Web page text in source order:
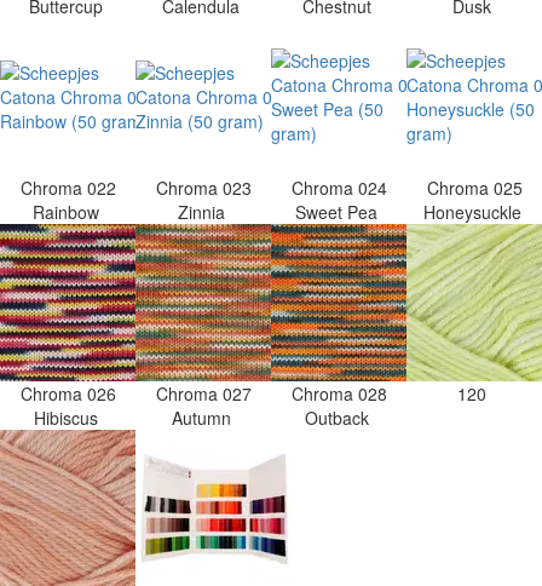
Buttercup
Calendula
Chestnut
Dusk
Chroma 022
Rainbow
Chroma 023
Zinnia
Chroma 024
Sweet Pea
Chroma 025
Honeysuckle
Chroma 026
Hibiscus
Chroma 027
Autumn
Chroma 028
Outback
120